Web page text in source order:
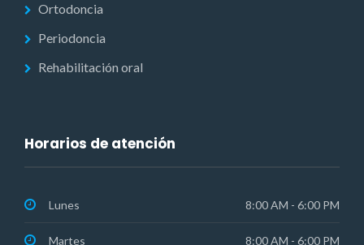
Ortodoncia
Periodoncia
Rehabilitación oral
Horarios de atención
Lunes 8:00 AM - 6:00 PM
Martes 8:00 AM - 6:00 PM